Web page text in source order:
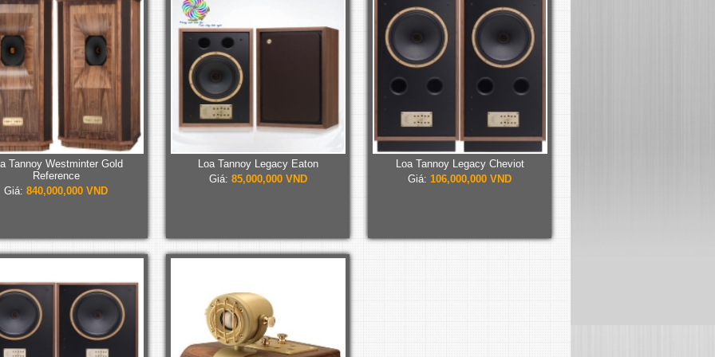
Tannoy Westminter Gold
Reference
Giá: 840,000,000 VND
Loa Tannoy Legacy Eaton
Giá: 85,000,000 VND
Loa Tannoy Legacy Cheviot
Giá: 106,000,000 VND